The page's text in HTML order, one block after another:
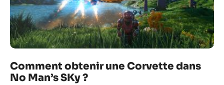
Comment obtenir une Corvette dans
No Man’s SKy ?